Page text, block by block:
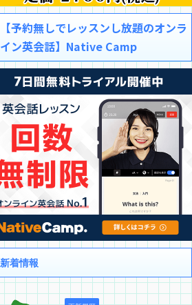
【予約無しでレッスンし放題のオンラ
イン英会話】Native Camp
新着情報